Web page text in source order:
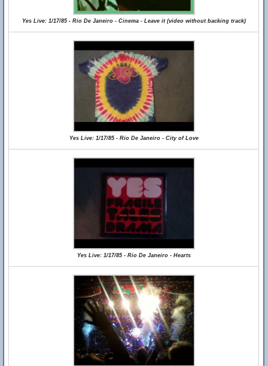
Yes Live: 1/17/85 - Rio De Janeiro - Cinema - Leave it (video without backing track)
Yes Live: 1/17/85 - Rio De Janeiro - City of Love
Yes Live: 1/17/85 - Rio De Janeiro - Hearts